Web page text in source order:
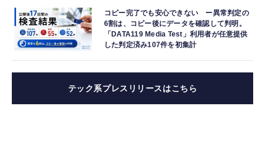
コピー完了でも安心できない ー異常判定の
6割は、コピー後にデータを確認して判明。
「DATA119 Media Test」利用者が任意提供
した判定済み107件を初集計
テック系プレスリリースはこちら